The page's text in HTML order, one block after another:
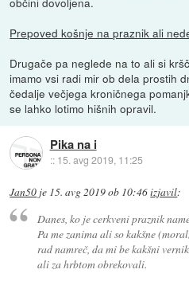
Prepoved košnje na praznik ali
Drugače pa neglede na to ali si
imamo vsi radi mir ob dela prostih
čedalje večjega kroničnega
se lahko lotimo hišnih opravil.
Pika na i
:: 15. avg 2019, 11:25
Jan50 je 15. avg 2019 ob 10:46izjavil:
Danes, ko je cerkveni praznik
Pa me zanima ali so kakšne
rad namreč, da mi be kakšni
ali za hrbtom obrekovali.